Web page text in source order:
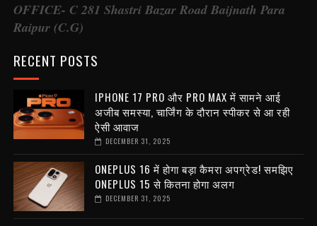
OFFICE- C 281 Shastri Bazar Road Baijnath Para
Raipur (C.G)
RECENT POSTS
IPHONE 17 PRO और PRO MAX में सामने आई
अजीब समस्या, चार्जिंग के दौरान स्पीकर से आ रही
ऐसी आवाज
DECEMBER 31, 2025
ONEPLUS 16 में होगा बड़ा कैमरा अपग्रेड! समझिए
ONEPLUS 15 से कितना होगा अलग
DECEMBER 31, 2025